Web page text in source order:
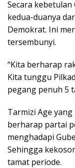
Secara
kedua-duanya
Demokrat. Ini
tersembunyi.
“Kita berharap
Kita tunggu
pegang penuh 5
Tarmizi Age
berharap partai
menghadapi
Sehingga
tamat periode.